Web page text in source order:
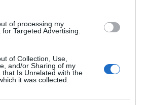
of processing my
Targeted Advertising.
of Collection, Use,
and/or Sharing of my
that Is Unrelated with the
it was collected.
να
και
έργο αξίας
– Δείτε
γιορτάζουν σήμερα,
Πέμπτη 6 Αυγούστου